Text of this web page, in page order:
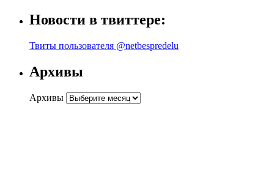
Новости в твиттере:
Твиты пользователя @netbespredelu
Архивы
Архивы